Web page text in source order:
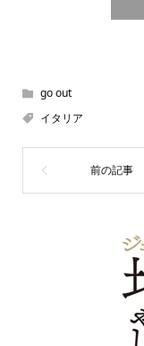
go out
イタリア